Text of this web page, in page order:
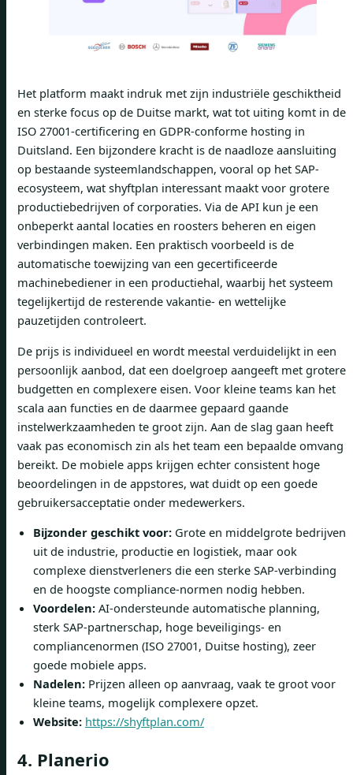
Het platform maakt indruk met zijn industriële geschiktheid
en sterke focus op de Duitse markt, wat tot uiting komt in de
ISO 27001-certificering en GDPR-conforme hosting in
Duitsland. Een bijzondere kracht is de naadloze aansluiting
op bestaande systeemlandschappen, vooral op het SAP-
ecosysteem, wat shyftplan interessant maakt voor grotere
productiebedrijven of corporaties. Via de API kun je een
onbeperkt aantal locaties en roosters beheren en eigen
verbindingen maken. Een praktisch voorbeeld is de
automatische toewijzing van een gecertificeerde
machinebediener in een productiehal, waarbij het systeem
tegelijkertijd de resterende vakantie- en wettelijke
pauzetijden controleert.
De prijs is individueel en wordt meestal verduidelijkt in een
persoonlijk aanbod, dat een doelgroep aangeeft met grotere
budgetten en complexere eisen. Voor kleine teams kan het
scala aan functies en de daarmee gepaard gaande
instelwerkzaamheden te groot zijn. Aan de slag gaan heeft
vaak pas economisch zin als het team een ​​bepaalde omvang
bereikt. De mobiele apps krijgen echter consistent hoge
beoordelingen in de appstores, wat duidt op een goede
gebruikersacceptatie onder medewerkers.
Bijzonder geschikt voor: Grote en middelgrote bedrijven
uit de industrie, productie en logistiek, maar ook
complexe dienstverleners die een sterke SAP-verbinding
en de hoogste compliance-normen nodig hebben.
Voordelen: AI-ondersteunde automatische planning,
sterk SAP-partnerschap, hoge beveiligings- en
compliancenormen (ISO 27001, Duitse hosting), zeer
goede mobiele apps.
Nadelen: Prijzen alleen op aanvraag, vaak te groot voor
kleine teams, mogelijk complexere opzet.
Website: https://shyftplan.com/
4. Planerio